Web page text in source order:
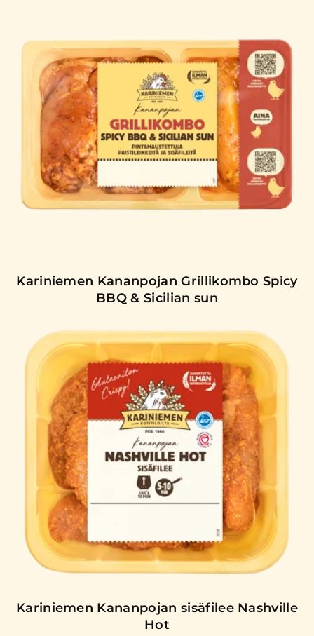
Kariniemen Kananpojan Grillikombo Spicy
BBQ & Sicilian sun
Kariniemen Kananpojan sisäfilee Nashville
Hot